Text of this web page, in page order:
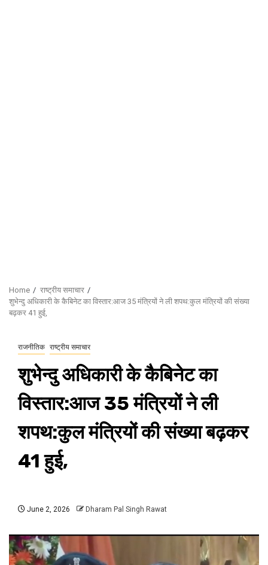
Home
राष्ट्रीय समाचार
शुभेन्दु अधिकारी के कैबिनेट का विस्तार:आज 35 मंत्रियों ने ली शपथ:कुल मंत्रियों की संख्या
बढ़कर 41 हुई,
राजनीतिक राष्ट्रीय समाचार
शुभेन्दु अधिकारी के कैबिनेट का
विस्तार:आज 35 मंत्रियों ने ली
शपथ:कुल मंत्रियों की संख्या बढ़कर
41 हुई,
June 2, 2026 Dharam Pal Singh Rawat